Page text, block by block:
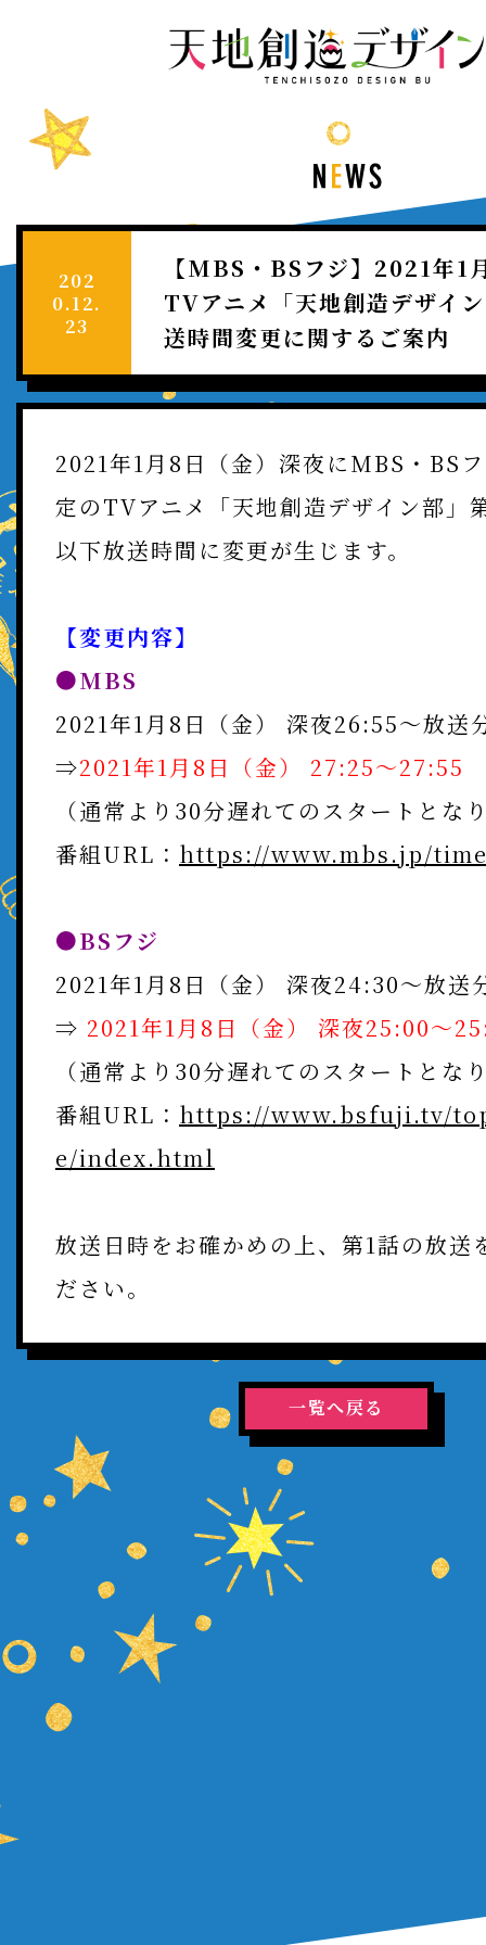
NEWS
｜
地
創
造
デ
ザ
イ
ン
公
式
イ
天
NEWS
INTRODUCTION
STORY
STAFF&CAST
CHARACTER
ONAIR
COMICS
BD&DVD&CD
SPECIAL
Twitter
NEWS
202
0.12.
23
【MBS・BSフジ】2021年1
TVアニメ「天地創造デザイ
送時間変更に関するご案内
2021年1月8日（金）深夜にMBS・BS
定のTVアニメ「天地創造デザイン部」
以下放送時間に変更が生じます。
【変更内容】
●MBS
2021年1月8日（金） 深夜26:55～放送
⇒2021年1月8日（金） 27:25～27:55
（通常より30分遅れてのスタートとな
番組URL： https://www.mbs.jp/
●BSフジ
2021年1月8日（金） 深夜24:30～放送
⇒ 2021年1月8日（金） 深夜25:00～
（通常より30分遅れてのスタートとな
番組URL： https://www.bsfuji.tv/
e/index.html
放送日時をお確かめの上、第1話の放送
ださい。
一覧へ戻る